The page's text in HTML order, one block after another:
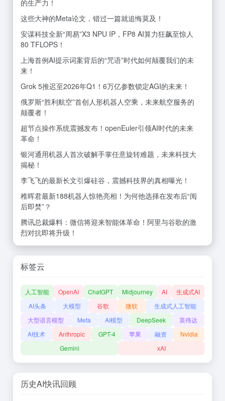
的生产力！
这些大神的Meta论文，错过一篇就追悔莫及！
安谋科技全新“周易”X3 NPU IP，FP8 AI算力狂飙至惊人
80 TFLOPS！
上海首例AI提示词案背后的“咒语”时代如何颠覆我们的未
来！
Grok 5推迟至2026年Q1！6万亿参数锁定AGI的未来！
俄罗斯“胜利航空”首创人形机器人空乘，未来航空服务的
颠覆者！
超节点操作系统震撼发布！openEuler引领AI时代的未来
革命！
银河通用机器人首次破解手掌任意旋转难题，未来科技大
揭秘！
李飞飞的最新长文引爆硅谷，震撼科技界的真相曝光！
稚晖君最新188机器人惊艳亮相！为何他选择在发布后“阅
后即焚”？
腾讯总裁爆料：微信将迎来智能体革命！阿里与谷歌的激
烈对抗即将升级！
标签云
人工智能 OpenAI ChatGPT Midjourney AI
生成式AI
AI头条
大模型 谷歌 微软
生成式人工智能
大型语言模型
Meta AI模型 DeepSeek
英伟达
AI技术
Anthropic GPT-4 苹果 融资
Nvidia
Gemini
xAI
历史AI快讯回顾